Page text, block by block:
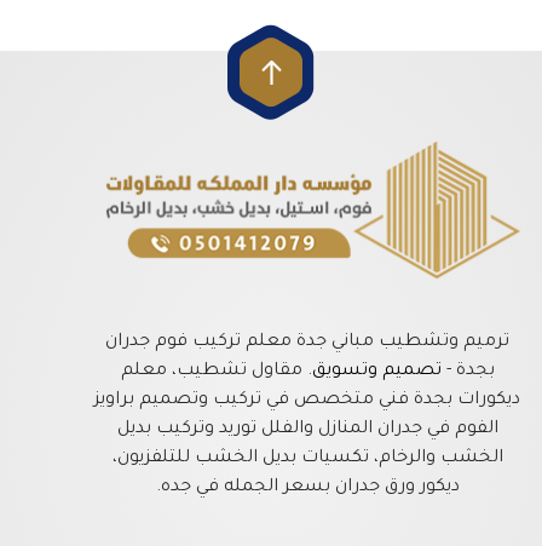
ترميم وتشطيب مباني جدة معلم تركيب فوم جدران
بجدة - تصميم وتسويق. مقاول تشطيب، معلم
ديكورات بجدة فني متخصص في تركيب وتصميم براويز
الفوم في جدران المنازل والفلل توريد وتركيب بديل
الخشب والرخام، تكسيات بديل الخشب للتلفزيون،
ديكور ورق جدران بسعر الجمله في جده.